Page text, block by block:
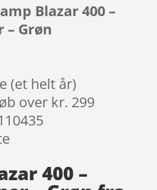
Blazar 400 –
– Grøn
(et helt år)
over kr. 299
400 –